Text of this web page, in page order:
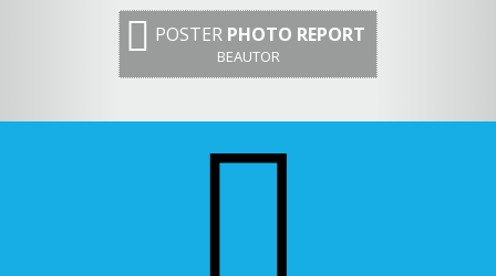
POSTER PHOTO REPORT
BEAUTOR